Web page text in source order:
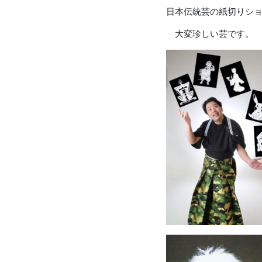
日本伝統芸の紙切りシ
大変珍しい芸です。